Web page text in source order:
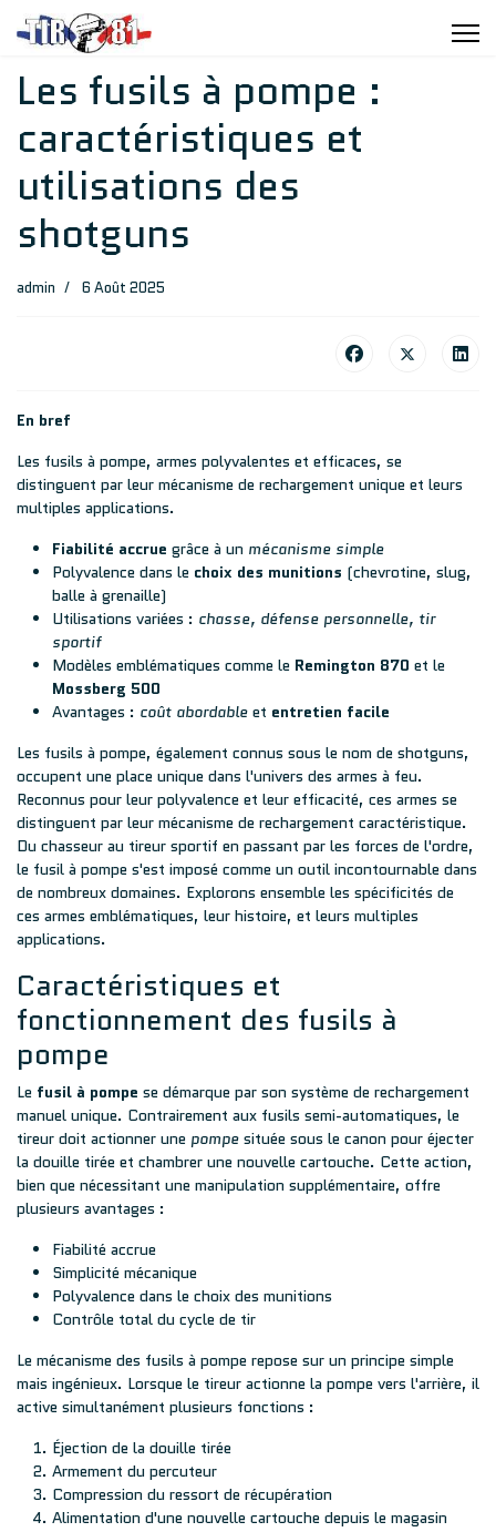
Les fusils à pompe :
caractéristiques et
utilisations des
shotguns
admin 6 Août 2025
En bref
Les fusils à pompe, armes polyvalentes et efficaces, se
distinguent par leur mécanisme de rechargement unique et leurs
multiples applications.
Fiabilité accrue grâce à un mécanisme simple
Polyvalence dans le choix des munitions (chevrotine, slug,
balle à grenaille)
Utilisations variées : chasse, défense personnelle, tir
sportif
Modèles emblématiques comme le Remington 870 et le
Mossberg 500
Avantages : coût abordable et entretien facile
Les fusils à pompe, également connus sous le nom de shotguns,
occupent une place unique dans l'univers des armes à feu.
Reconnus pour leur polyvalence et leur efficacité, ces armes se
distinguent par leur mécanisme de rechargement caractéristique.
Du chasseur au tireur sportif en passant par les forces de l'ordre,
le fusil à pompe s'est imposé comme un outil incontournable dans
de nombreux domaines. Explorons ensemble les spécificités de
ces armes emblématiques, leur histoire, et leurs multiples
applications.
Caractéristiques et
fonctionnement des fusils à
pompe
Le fusil à pompe se démarque par son système de rechargement
manuel unique. Contrairement aux fusils semi-automatiques, le
tireur doit actionner une pompe située sous le canon pour éjecter
la douille tirée et chambrer une nouvelle cartouche. Cette action,
bien que nécessitant une manipulation supplémentaire, offre
plusieurs avantages :
Fiabilité accrue
Simplicité mécanique
Polyvalence dans le choix des munitions
Contrôle total du cycle de tir
Le mécanisme des fusils à pompe repose sur un principe simple
mais ingénieux. Lorsque le tireur actionne la pompe vers l'arrière, il
active simultanément plusieurs fonctions :
Éjection de la douille tirée
Armement du percuteur
Compression du ressort de récupération
Alimentation d'une nouvelle cartouche depuis le magasin